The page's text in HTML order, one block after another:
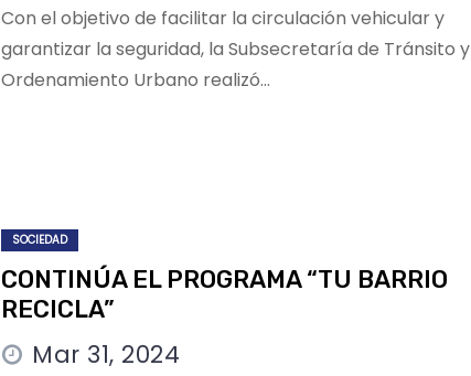
Con el objetivo de facilitar la circulación vehicular y
garantizar la seguridad, la Subsecretaría de Tránsito y
Ordenamiento Urbano realizó…
SOCIEDAD
CONTINÚA EL PROGRAMA “TU BARRIO
RECICLA”
Mar 31, 2024